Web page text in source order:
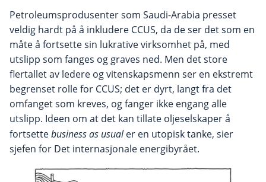
Petroleumsprodusenter som Saudi-Arabia presset
veldig hardt på å inkludere CCUS, da de ser det som en
måte å fortsette sin lukrative virksomhet på, med
utslipp som fanges og graves ned. Men det store
flertallet av ledere og vitenskapsmenn ser en ekstremt
begrenset rolle for CCUS; det er dyrt, langt fra det
omfanget som kreves, og fanger ikke engang alle
utslipp. Ideen om at det kan tillate oljeselskaper å
fortsettebusiness as usualer en utopisk tanke, sier
sjefen for Det internasjonale energibyrået.